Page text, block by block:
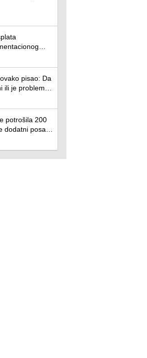
pisao: Da
ili je problem
potrošila 200
posao
zarađuje
mesečno